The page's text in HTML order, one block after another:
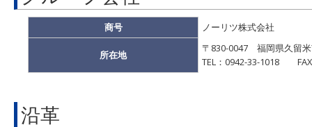
商号 ノーリツ株式会社
所在地
〒830-0047 福岡県久留
TEL：0942-33-1018 FAX
沿革